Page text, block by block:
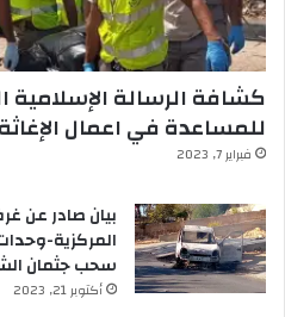
كشافة الرسالة
للمساعدة في اعمال الإغاثة
فبراير 7, 2023
بيان صادر عن
المركزية-
سحب جثمان
أكتوبر 21, 2023